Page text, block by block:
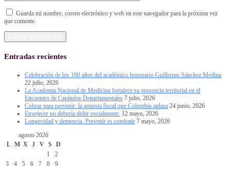
Guarda mi nombre, correo electrónico y web en este navegador para la próxima vez
que comente.
Entradas recientes
Celebración de los 100 años del académico honorario Guillermo Sánchez Medina
22 julio, 2026
La Academia Nacional de Medicina fortalece su presencia territorial en el
Encuentro de Capítulos Departamentales 7 julio, 2026
Cobrar para prevenir: la apuesta fiscal que Colombia aplaza 24 junio, 2026
Envejecer no debería doler socialmente. 12 mayo, 2026
Longevidad y demencia. Prevenir es combatir 7 mayo, 2026
agosto 2026
L M X J V S
D
1
2
3
4 5 6 7 8
9